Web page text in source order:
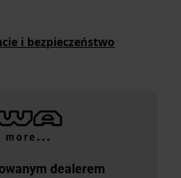
i bezpieczeństwo
dealerem